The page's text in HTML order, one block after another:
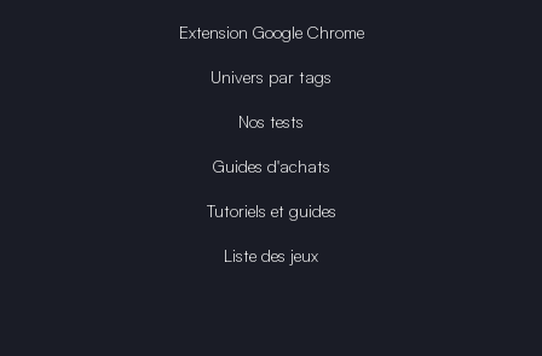
Extension Google Chrome
Univers par tags
Nos tests
Guides d'achats
Tutoriels et guides
Liste des jeux